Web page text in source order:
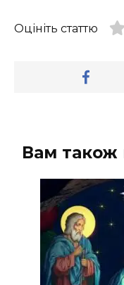
Оцініть статтю
Вам також